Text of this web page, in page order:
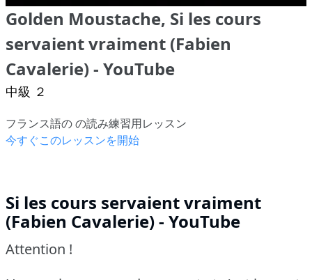
Golden Moustache, Si les cours
servaient vraiment (Fabien
Cavalerie) - YouTube
中級 ２
フランス語の の読み練習用レッスン
今すぐこのレッスンを開始
Si les cours servaient vraiment
(Fabien Cavalerie) - YouTube
Attention !